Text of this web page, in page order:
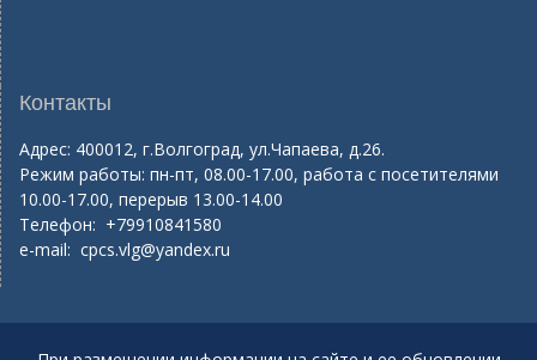
Контакты
Адрес: 400012, г.Волгоград, ул.Чапаева, д.26.
Режим работы: пн-пт, 08.00-17.00, работа с посетителями
10.00-17.00, перерыв 13.00-14.00
Телефон: +79910841580
e-mail: cpcs.vlg@yandex.ru